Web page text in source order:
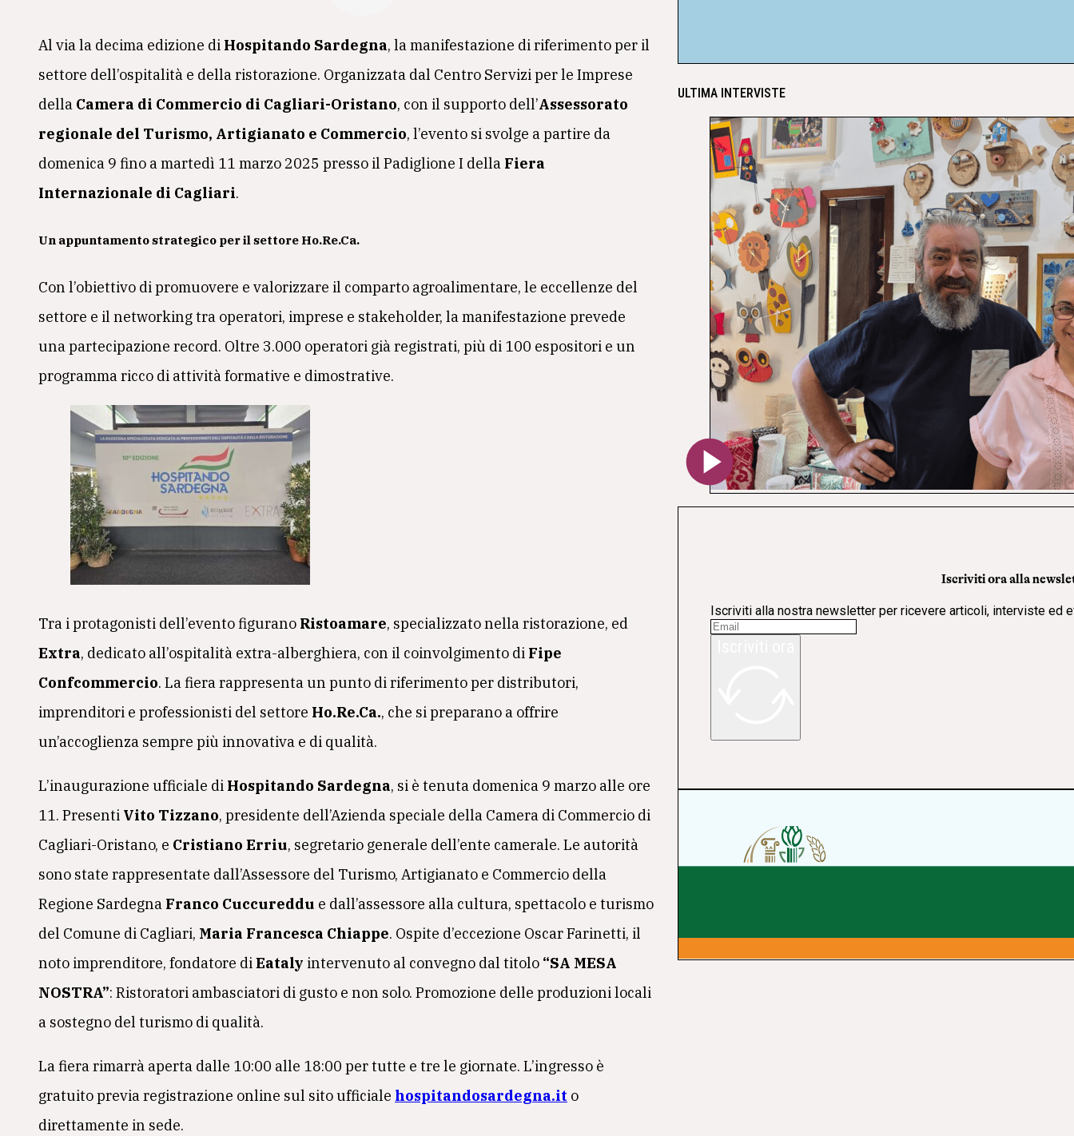
Al via la decima edizione di Hospitando Sardegna, la manifestazione di riferimento per il
settore dell’ospitalità e della ristorazione. Organizzata dal Centro Servizi per le Imprese
della Camera di Commercio di Cagliari-Oristano, con il supporto dell’Assessorato
regionale del Turismo, Artigianato e Commercio, l’evento si svolge a partire da
domenica 9 fino a martedì 11 marzo 2025 presso il Padiglione I della Fiera
Internazionale di Cagliari.
Un appuntamento strategico per il settore Ho.Re.Ca.
Con l’obiettivo di promuovere e valorizzare il comparto agroalimentare, le eccellenze del
settore e il networking tra operatori, imprese e stakeholder, la manifestazione prevede
una partecipazione record. Oltre 3.000 operatori già registrati, più di 100 espositori e un
programma ricco di attività formative e dimostrative.
Tra i protagonisti dell’evento figurano Ristoamare, specializzato nella ristorazione, ed
Extra, dedicato all’ospitalità extra-alberghiera, con il coinvolgimento di Fipe
Confcommercio. La fiera rappresenta un punto di riferimento per distributori,
imprenditori e professionisti del settore Ho.Re.Ca., che si preparano a offrire
un’accoglienza sempre più innovativa e di qualità.
L’inaugurazione ufficiale di Hospitando Sardegna, si è tenuta domenica 9 marzo alle ore
11. Presenti Vito Tizzano, presidente dell’Azienda speciale della Camera di Commercio di
Cagliari-Oristano, e Cristiano Erriu, segretario generale dell’ente camerale. Le autorità
sono state rappresentate dall’Assessore del Turismo, Artigianato e Commercio della
Regione Sardegna Franco Cuccureddu e dall’assessore alla cultura, spettacolo e turismo
del Comune di Cagliari, Maria Francesca Chiappe. Ospite d’eccezione Oscar Farinetti, il
noto imprenditore, fondatore diEataly intervenuto al convegno dal titolo “SA MESA
NOSTRA”: Ristoratori ambasciatori di gusto e non solo. Promozione delle produzioni locali
a sostegno del turismo di qualità.
La fiera rimarrà aperta dalle 10:00 alle 18:00 per tutte e tre le giornate. L’ingresso è
gratuito previa registrazione online sul sito ufficiale hospitandosardegna.it o
direttamente in sede.
ULTIMA INTERVISTE
Iscriviti ora alla
Iscriviti alla nostra newsletter per ricevere articoli, interviste ed